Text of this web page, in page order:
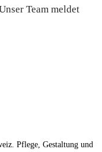
Team meldet
Pflege, Gestaltung und